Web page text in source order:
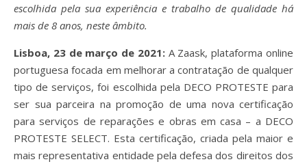
escolhida pela sua experiência e trabalho de qualidade há
mais de 8 anos, neste âmbito.
Lisboa, 23 de março de 2021:A Zaask, plataforma online
portuguesa focada em melhorar a contratação de qualquer
tipo de serviços, foi escolhida pela DECO PROTESTE para
ser sua parceira na promoção de uma nova certificação
para serviços de reparações e obras em casa – a DECO
PROTESTE SELECT. Esta certificação, criada pela maior e
mais representativa entidade pela defesa dos direitos dos